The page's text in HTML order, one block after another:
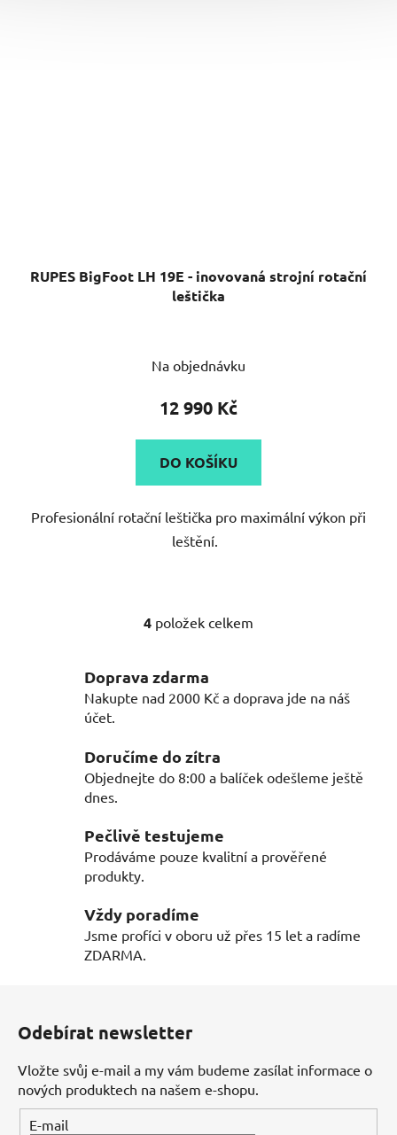
RUPES BigFoot LH 19E - inovovaná strojní rotační
leštička
Na objednávku
12 990 Kč
DO KOŠÍKU
Profesionální rotační leštička pro maximální výkon při
leštění.
O
l
á
d
c
í
p
k
y
p
i
4 položek celkem
Doprava zdarma
Nakupte nad 2000 Kč a doprava jde na náš
účet.
Doručíme do zítra
Objednejte do 8:00 a balíček odešleme ještě
dnes.
Pečlivě testujeme
Prodáváme pouze kvalitní a prověřené
produkty.
Vždy poradíme
Jsme profíci v oboru už přes 15 let a radíme
ZDARMA.
Odebírat newsletter
Vložte svůj e-mail a my vám budeme zasílat informace o
nových produktech na našem e-shopu.
E-mail